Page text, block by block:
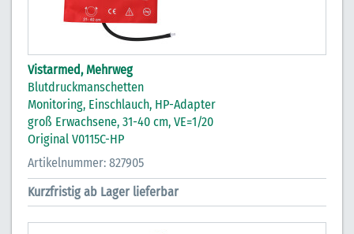
Vistarmed, Mehrweg
Blutdruckmanschetten
Monitoring, Einschlauch, HP-Adapter
groß Erwachsene, 31-40 cm, VE=1/20
Original V0115C-HP
Artikelnummer: 827905
Kurzfristig ab Lager lieferbar